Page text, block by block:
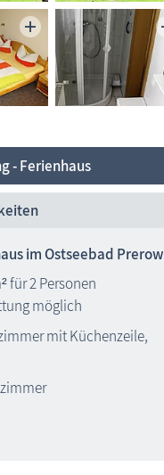
- Ferienhaus
im Ostseebad Prerow
für 2 Personen
möglich
mit Küchenzeile,